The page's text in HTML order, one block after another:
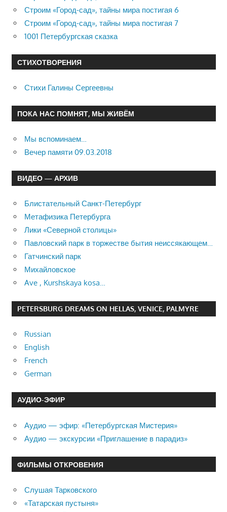
Строим «Город-сад», тайны мира постигая 6
Строим «Город-сад», тайны мира постигая 7
1001 Петербургская сказка
СТИХОТВОРЕНИЯ
Стихи Галины Сергеевны
ПОКА НАС ПОМНЯТ, МЫ ЖИВЁМ
Мы вспоминаем…
Вечер памяти 09.03.2018
ВИДЕО — АРХИВ
Блистательный Санкт-Петербург
Метафизика Петербурга
Лики «Северной столицы»
Павловский парк в торжестве бытия неиссякающем…
Гатчинский парк
Михайловское
Ave , Kurshskaya kosa…
PETERSBURG DREAMS ON HELLAS, VENICE, PALMYRE
Russian
English
French
German
АУДИО-ЭФИР
Аудио — эфир: «Петербургская Мистерия»
Аудио — экскурсии «Приглашение в парадиз»
ФИЛЬМЫ ОТКРОВЕНИЯ
Слушая Тарковского
«Татарская пустыня»